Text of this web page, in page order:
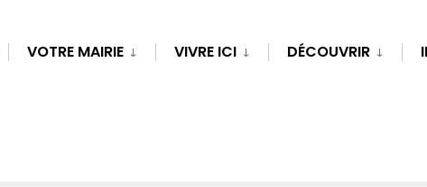
VOTRE MAIRIE VIVRE ICI DÉCOUVRIR